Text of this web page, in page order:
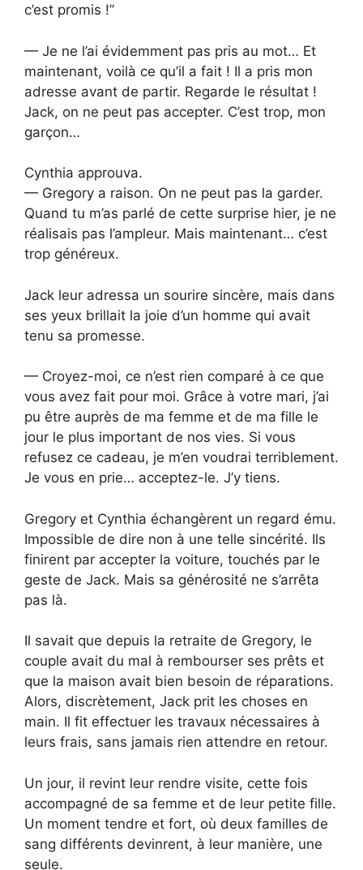
c’est promis !”
— Je ne l’ai évidemment pas pris au mot… Et
maintenant, voilà ce qu’il a fait ! Il a pris mon
adresse avant de partir. Regarde le résultat !
Jack, on ne peut pas accepter. C’est trop, mon
garçon…
Cynthia approuva.
— Gregory a raison. On ne peut pas la garder.
Quand tu m’as parlé de cette surprise hier, je ne
réalisais pas l’ampleur. Mais maintenant… c’est
trop généreux.
Jack leur adressa un sourire sincère, mais dans
ses yeux brillait la joie d’un homme qui avait
tenu sa promesse.
— Croyez-moi, ce n’est rien comparé à ce que
vous avez fait pour moi. Grâce à votre mari, j’ai
pu être auprès de ma femme et de ma fille le
jour le plus important de nos vies. Si vous
refusez ce cadeau, je m’en voudrai terriblement.
Je vous en prie… acceptez-le. J’y tiens.
Gregory et Cynthia échangèrent un regard ému.
Impossible de dire non à une telle sincérité. Ils
finirent par accepter la voiture, touchés par le
geste de Jack. Mais sa générosité ne s’arrêta
pas là.
Il savait que depuis la retraite de Gregory, le
couple avait du mal à rembourser ses prêts et
que la maison avait bien besoin de réparations.
Alors, discrètement, Jack prit les choses en
main. Il fit effectuer les travaux nécessaires à
leurs frais, sans jamais rien attendre en retour.
Un jour, il revint leur rendre visite, cette fois
accompagné de sa femme et de leur petite fille.
Un moment tendre et fort, où deux familles de
sang différents devinrent, à leur manière, une
seule.